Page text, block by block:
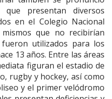
presentan diversos
en el Colegio Nacional
que no recibirían
utilizados para los
13 años. Entre las áreas
figuran el estadio de
rugby y hockey, así como
y el primer velódromo